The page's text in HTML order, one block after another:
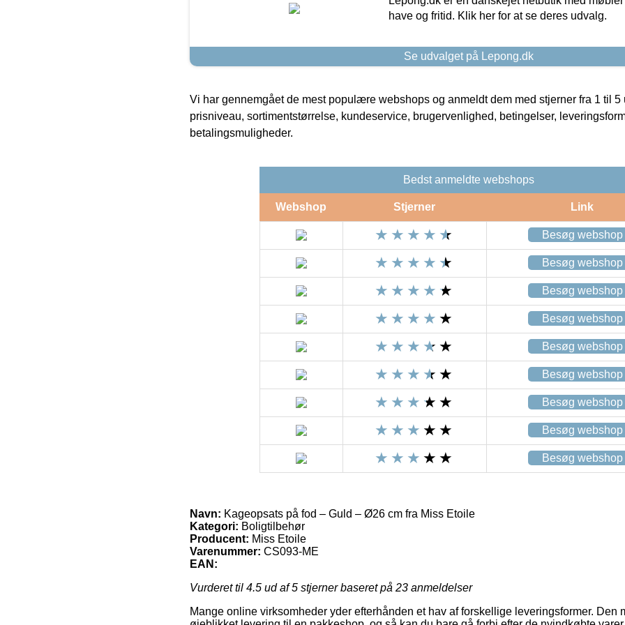
have og fritid. Klik her for at se deres udvalg.
Se udvalget på Lepong.dk
Vi har gennemgået de mest populære webshops og anmeldt dem med stjerner fra 1 til 5
prisniveau, sortimentstørrelse, kundeservice, brugervenlighed, betingelser,
betalingsmuligheder.
Bedst anmeldte webshops
Webshop Stjerner Link
Besøg webshop
Besøg webshop
Besøg webshop
Besøg webshop
Besøg webshop
Besøg webshop
Besøg webshop
Besøg webshop
Besøg webshop
Navn: Kageopsats på fod – Guld – Ø26 cm fra Miss Etoile
Kategori: Boligtilbehør
Producent: Miss Etoile
Varenummer: CS093-ME
EAN:
Vurderet til 4.5 ud af 5 stjerner baseret på 23 anmeldelser
Mange online virksomheder yder efterhånden et hav af forskellige leveringsformer. Den